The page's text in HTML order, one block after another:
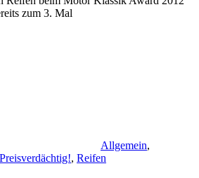
zum 3. Mal
Allgemein,
Preisverdächtig!, Reifen